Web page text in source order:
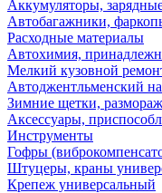
Аккумуляторы,
Автобагажники,
Расходные материалы
Автохимия,
Мелкий кузовной
Автоджентльменский
Зимние щетки,
Аксессуары,
Инструменты
Гофры
Штуцеры, краны
Крепеж универсальный